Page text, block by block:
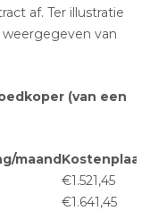
af. Ter illustratie
van
(van een
maand
€1.521,45
€1.641,45